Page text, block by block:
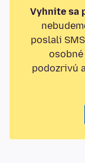
Vyhnite sa
poslali
podozrivú